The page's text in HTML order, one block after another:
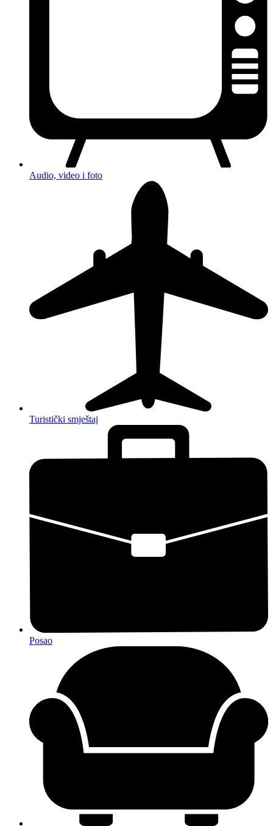
Audio, video i foto
Turistički smještaj
Posao